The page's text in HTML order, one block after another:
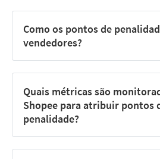
Como os pontos de
vendedores?
Quais métricas são
Shopee para atribuir pontos
penalidade?